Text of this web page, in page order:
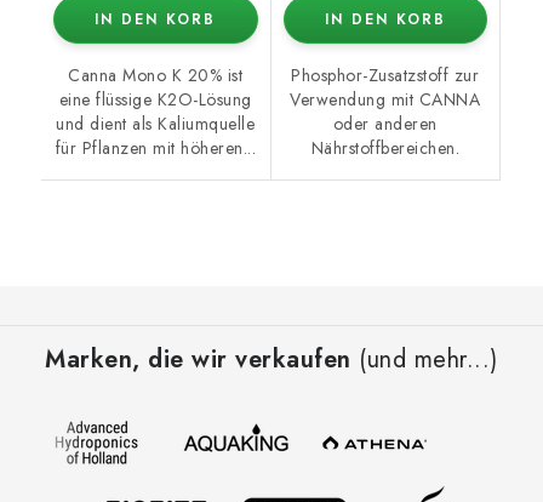
IN DEN KORB
Canna Mono K 20% ist
eine flüssige K2O-Lösung
und dient als Kaliumquelle
für Pflanzen mit höheren...
IN DEN KORB
Phosphor-Zusatzstoff zur
Verwendung mit CANNA
oder anderen
Nährstoffbereichen.
Marken, die wir verkaufen (und mehr...)